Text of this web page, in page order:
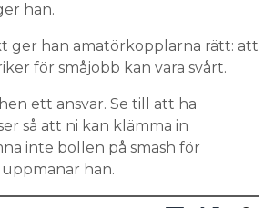
han.
ger han amatörkopplarna rätt: att
för småjobb kan vara svårt.
ett ansvar. Se till att ha
så att ni kan klämma in
inte bollen på smash för
han.